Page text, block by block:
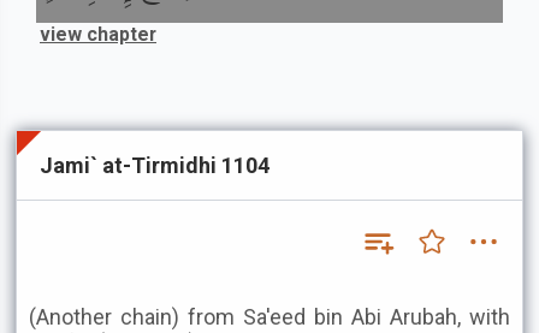
view chapter
Jami` at-Tirmidhi 1104
(Another chain) from Sa'eed bin Abi Arubah, with